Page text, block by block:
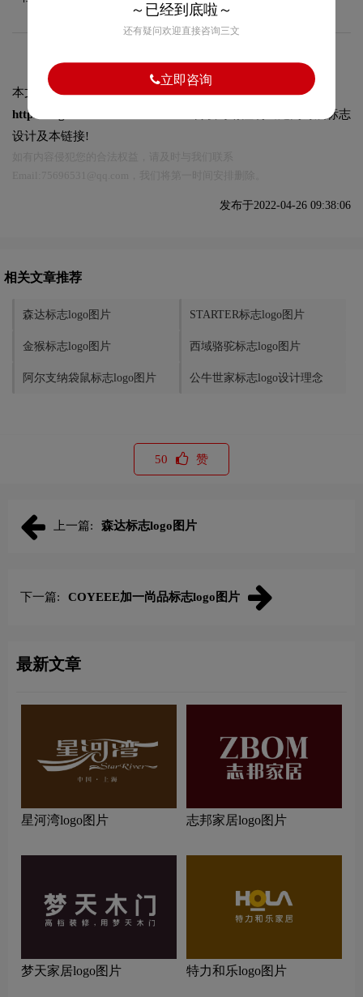
本文标题和链接百思图标志logo图片:
https://logo9.net/works/8846.html
转载时请注明出处为诗宸标志
设计及本链接!
发布于2022-04-26 09:38:06
相关文章推荐
森达标志logo图片 STARTER标志logo图片
金猴标志logo图片 西域骆驼标志logo图片
阿尔支纳袋鼠标志logo图片 公牛世家标志logo设计理念
50 赞
上一篇: 森达标志logo图片
下一篇: COYEEE加一尚品标志logo图片
最新文章
星河湾logo图片 志邦家居logo图片
梦天家居logo图片 特力和乐logo图片
～已经到底啦～
还有疑问欢迎直接咨询三文
立即咨询